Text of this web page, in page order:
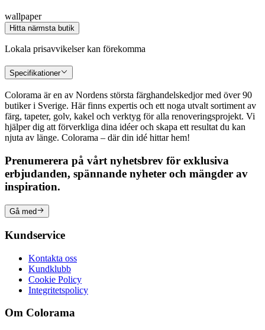
wallpaper
Hitta närmsta butik
Lokala prisavvikelser kan förekomma
Specifikationer
Colorama är en av Nordens största färghandelskedjor med över 90
butiker i Sverige. Här finns expertis och ett noga utvalt sortiment av
färg, tapeter, golv, kakel och verktyg för alla renoveringsprojekt. Vi
hjälper dig att förverkliga dina idéer och skapa ett resultat du kan
njuta av länge. Colorama – där din idé hittar hem!
Prenumerera på vårt nyhetsbrev för exklusiva
erbjudanden, spännande nyheter och mängder av
inspiration.
Gå med
Kundservice
Kontakta oss
Kundklubb
Cookie Policy
Integritetspolicy
Om Colorama